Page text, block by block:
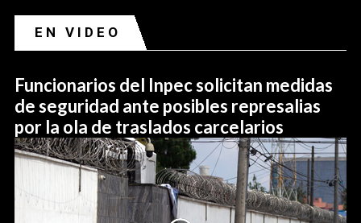
EN VIDEO
Funcionarios del Inpec solicitan medidas
de seguridad ante posibles represalias
por la ola de traslados carcelarios